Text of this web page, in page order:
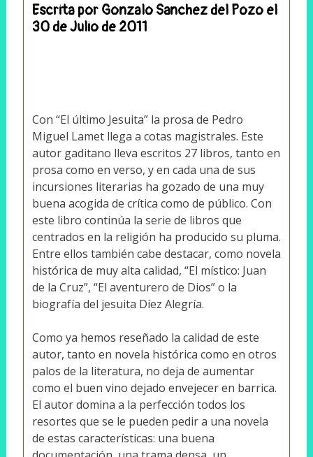
Escrita por Gonzalo Sanchez del Pozoel
30 de Julio de 2011
Con “El último Jesuita” la prosa de Pedro
Miguel Lamet llega a cotas magistrales. Este
autor gaditano lleva escritos 27 libros, tanto en
prosa como en verso, y en cada una de sus
incursiones literarias ha gozado de una muy
buena acogida de crítica como de público. Con
este libro continúa la serie de libros que
centrados en la religión ha producido su pluma.
Entre ellos también cabe destacar, como novela
histórica de muy alta calidad, “El místico: Juan
de la Cruz”, “El aventurero de Dios” o la
biografía del jesuita Díez Alegría.
Como ya hemos reseñado la calidad de este
autor, tanto en novela histórica como en otros
palos de la literatura, no deja de aumentar
como el buen vino dejado envejecer en barrica.
El autor domina a la perfección todos los
resortes que se le pueden pedir a una novela
de estas características: una buena